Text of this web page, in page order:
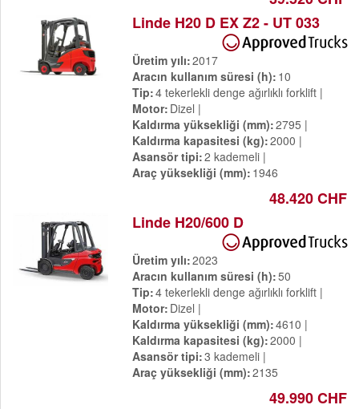
Linde H20 D EX Z2 - UT 033
Üretim yılı 2017
Aracın kullanım süresi (h) 10
Tip 4 tekerlekli denge ağırlıklı forklift
Motor Dizel
Kaldırma yüksekliği (mm) 2795
Kaldırma kapasitesi (kg) 2000
Asansör tipi 2 kademeli
Araç yüksekliği (mm) 1946
48.420 CHF
Linde H20/600 D
Üretim yılı 2023
Aracın kullanım süresi (h) 50
Tip 4 tekerlekli denge ağırlıklı forklift
Motor Dizel
Kaldırma yüksekliği (mm) 4610
Kaldırma kapasitesi (kg) 2000
Asansör tipi 3 kademeli
Araç yüksekliği (mm) 2135
49.990 CHF